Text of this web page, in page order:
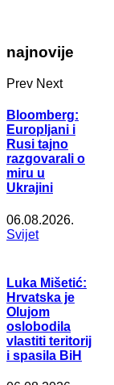
najnovije
Prev Next
Bloomberg:
Europljani i
Rusi tajno
razgovarali o
miru u
Ukrajini
06.08.2026.
Svijet
Luka Mišetić:
Hrvatska je
Olujom
oslobodila
vlastiti teritorij
i spasila BiH